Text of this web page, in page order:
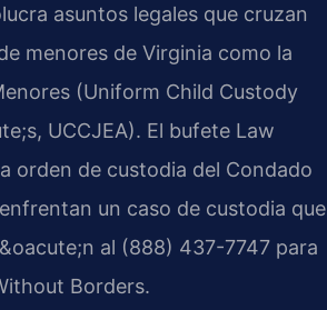
asuntos legales que cruzan
menores de Virginia como la
(Uniform Child Custody
UCCJEA). El bufete Law
orden de custodia del Condado
un caso de custodia que
al (888) 437-7747 para
Borders.